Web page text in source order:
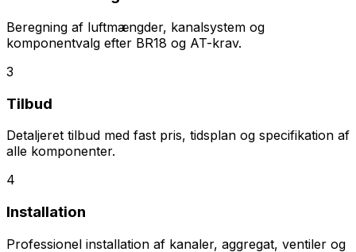
Beregning af luftmængder, kanalsystem og
komponentvalg efter BR18 og AT-krav.
3
Tilbud
Detaljeret tilbud med fast pris, tidsplan og specifikation af
alle komponenter.
4
Installation
Professionel installation af kanaler, aggregat, ventiler og